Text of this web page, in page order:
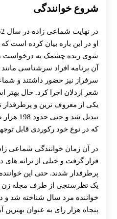
شروع خوانندگی
او در این باره بیان کرده است
شوی زنده چشمک به درخواست
آن برنامه افراد سرشناسی
سرفراز نیز حضور داشتند و
شعر اردلان اجرا کرد. حال بهتر
یکی از معروف ترین و پرطرفدار
تبدیل
که در نوع خود رکوردی قابل
در آن زمان خوانندگی شماعی
قرار گرفت و خیلی از ترانه های
یک نظرسنجی از طرف مجله زن
خواننده مرد سال شناخته شد و
پنجاه هزار رای به عنوان